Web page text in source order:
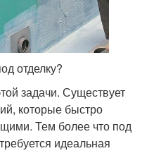
отделку?
задачи. Существует
которые быстро
Тем более что под
идеальная